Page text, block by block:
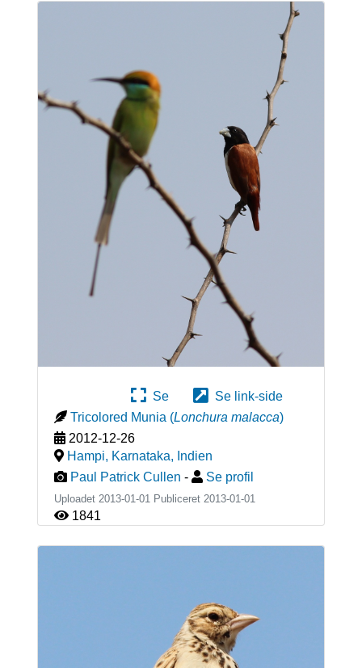
Se
Se link-side
Tricolored Munia (Lonchura malacca)
2012-12-26
Hampi, Karnataka, Indien
Paul Patrick Cullen - Se profil
Uploadet 2013-01-01 Publiceret 2013-01-01
1841